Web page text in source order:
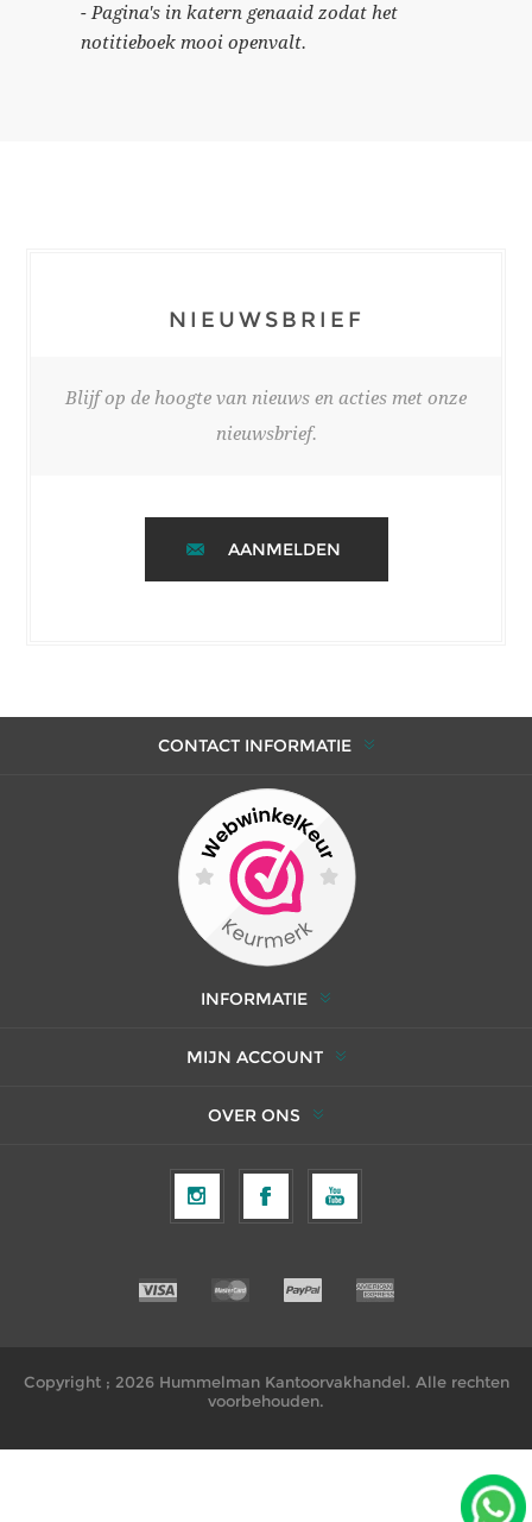
- Pagina's in katern genaaid zodat het
notitieboek mooi openvalt.
NIEUWSBRIEF
Blijf op de hoogte van nieuws en acties met onze
nieuwsbrief.
AANMELDEN
CONTACT INFORMATIE
INFORMATIE
MIJN ACCOUNT
OVER ONS
Copyright ; 2026 Hummelman Kantoorvakhandel. Alle rechten
voorbehouden.